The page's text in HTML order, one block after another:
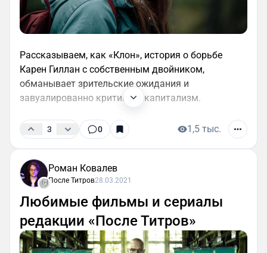
Рассказываем, как «Клон», история о борьбе
Карен Гиллан с собственным двойником,
обманывает зрительские ожидания и
завуалированно критикует капитализм.
3 0 1,5 тыс.
Роман Ковалев
После Титров28.03.2021
Любимые фильмы и сериалы
редакции «После Титров»